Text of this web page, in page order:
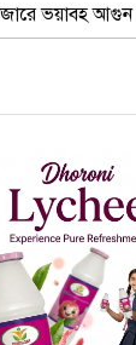
মহাস্থানগড়ে